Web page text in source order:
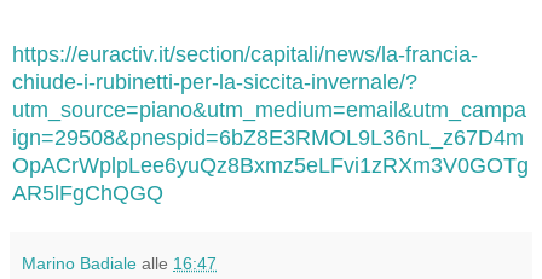
https://euractiv.it/section/capitali/news/la-francia-
chiude-i-rubinetti-per-la-siccita-invernale/?
utm_source=piano&utm_medium=email&utm_campa
ign=29508&pnespid=6bZ8E3RMOL9L36nL_z67D4m
OpACrWplpLee6yuQz8Bxmz5eLFvi1zRXm3V0GOTg
AR5lFgChQGQ
Marino Badiale alle 16:47